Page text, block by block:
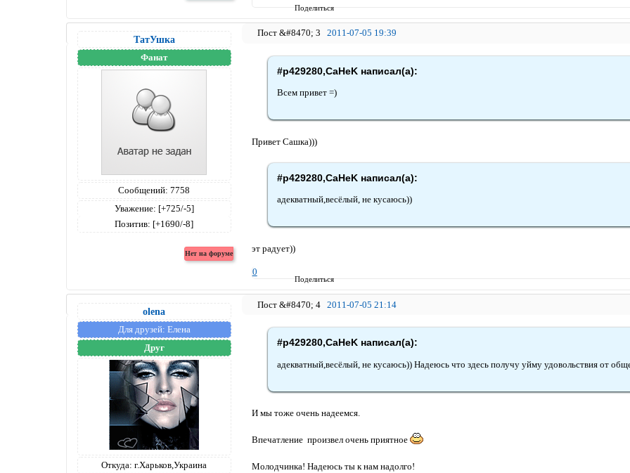
Поделиться
Поделиться
3 2011-07-05 19:39
ТатУшка
Фанат
Сообщений: 7758
Уважение: [+725/-5]
Позитив: [+1690/-8]
#p429280,CaHeK написал(а):
Всем привет =)
Привет Сашка)))
#p429280,CaHeK написал(а):
адекватный,весёлый, не кусаюсь))
эт радует))
0
4 2011-07-05 21:14
olena
Для друзей: Елена
Друг
Откуда: г.Харьков,Украина
#p429280,CaHeK написал(а):
адекватный,весёлый, не кусаюсь)) Надеюсь что здесь получу уйму удовольствия от
И мы тоже очень надеемся.
Впечатление произвел очень приятное
Молодчинка! Надеюсь ты к нам надолго!